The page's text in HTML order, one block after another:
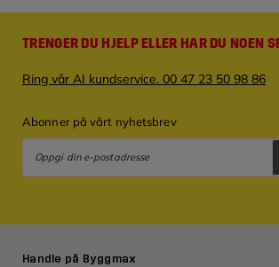
TRENGER DU HJELP ELLER HAR DU NOEN
Ring vår AI kundservice. 00 47 23 50 98 86
Abonner på vårt nyhetsbrev
Handle på Byggmax